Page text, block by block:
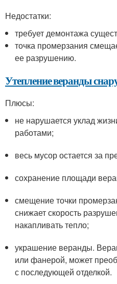
Недостатки:
требует демонтажа
точка промерзания
ее разрушению.
Утепление веранды
Плюсы:
не нарушается уклад
работами;
весь мусор остается за
сохранение площади
смещение точки
снижает скорость
накапливать тепло;
украшение веранды.
или фанерой, может
с последующей отделкой.